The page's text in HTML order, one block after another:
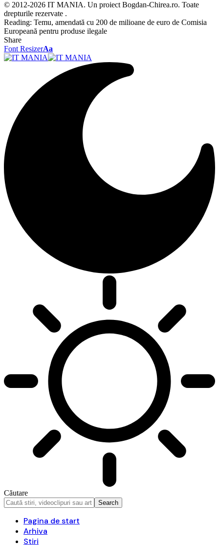
© 2012-2026 IT MANIA. Un proiect Bogdan-Chirea.ro. Toate
drepturile rezervate .
Reading: Temu, amendată cu 200 de milioane de euro de Comisia
Europeană pentru produse ilegale
Share
Font ResizerAa
Căutare
Pagina de start
Arhiva
Stiri